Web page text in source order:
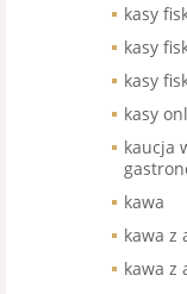
kasy
kasy
kasy
kasy
kaucja
kawa
kawa z
kawa z